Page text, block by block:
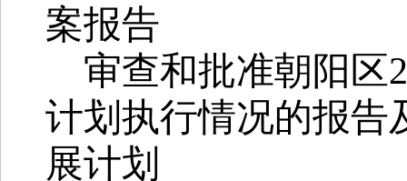
案报告
审查和批准朝阳区
计划执行情况的报告
展计划